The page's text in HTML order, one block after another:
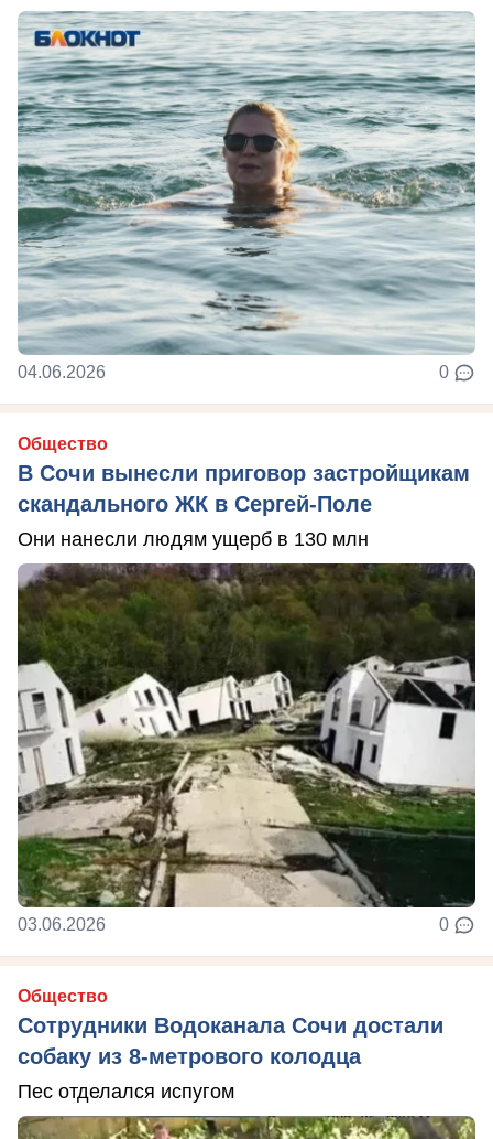
04.06.2026 0
Общество
В Сочи вынесли приговор застройщикам
скандального ЖК в Сергей-Поле
Они нанесли людям ущерб в 130 млн
03.06.2026 0
Общество
Сотрудники Водоканала Сочи достали
собаку из 8-метрового колодца
Пес отделался испугом